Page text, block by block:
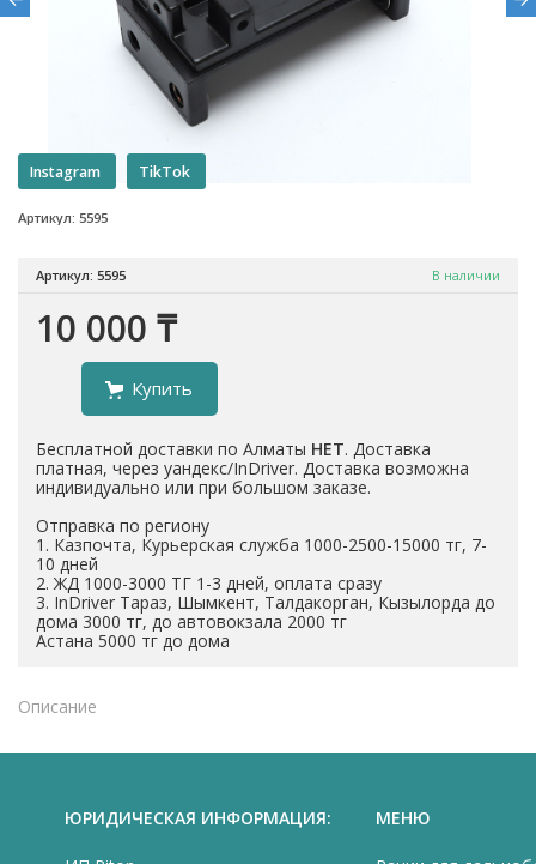
Артикул: 5595
Instagram TikTok
Артикул: 5595 В наличии
10 000 ₸
Купить
Бесплатной доставки по Алматы НЕТ. Доставка
платная, через уандекс/InDriver. Доставка возможна
индивидуально или при большом заказе.
Отправка по региону
1. Казпочта, Курьерская служба 1000-2500-15000 тг, 7-
10 дней
2. ЖД 1000-3000 ТГ 1-3 дней, оплата сразу
3. InDriver Тараз, Шымкент, Талдакорган, Кызылорда до
дома 3000 тг, до автовокзала 2000 тг
Астана 5000 тг до дома
Описание
ЮРИДИЧЕСКАЯ ИНФОРМАЦИЯ: МЕНЮ